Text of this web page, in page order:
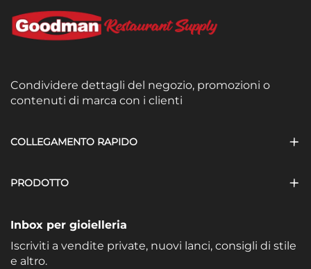
Condividere dettagli del negozio, promozioni o
contenuti di marca con i clienti
COLLEGAMENTO RAPIDO
PRODOTTO
Inbox per gioielleria
Iscriviti a vendite private, nuovi lanci, consigli di stile
e altro.